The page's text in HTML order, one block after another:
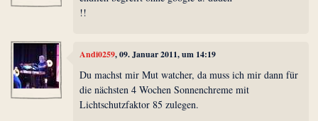
!!
Andi0259, 09. Januar 2011, um 14:19
Du machst mir Mut watcher, da muss ich mir dann für
die nächsten 4 Wochen Sonnenchreme mit
Lichtschutzfaktor 85 zulegen.